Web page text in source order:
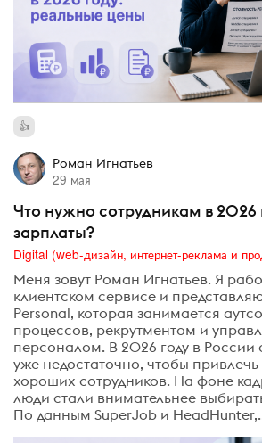
Роман Игнатьев
29 мая
Что нужно сотрудникам в 2026
зарплаты?
Меня зовут Роман Игнатьев. Я
клиентском сервисе и
Personal, которая занимается
процессов, рекрутментом и
персоналом. В 2026 году в России
уже недостаточно, чтобы привлечь
хороших сотрудников. На фоне
люди стали внимательнее
По данным SuperJob и